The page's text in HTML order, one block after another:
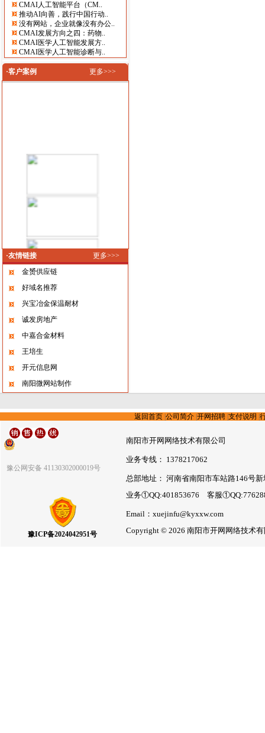
CMAI人工智能平台（CM..
推动AI向善，践行中国行动..
没有网站，企业就像没有办公..
CMAI发展方向之四：药物..
CMAI医学人工智能发展方..
CMAI医学人工智能诊断与..
·客户案例 更多>>>
·友情链接
更多>>>
金赟供应链
好域名推荐
兴宝冶金保温耐材
诚发房地产
中嘉合金材料
王培生
开元信息网
南阳微网站制作
返回首页 |公司简介 |开网招聘 |支付说明 |
豫公网安备 41130302000019号
豫ICP备2024042951号
南阳市开网网络技术有限公司
业务专线： 1378217062
总部地址： 河南省南阳市车站路146号
业务①QQ:401853676 客服
Email：xuejinfu@kyxxw.com
Copyright © 2026 南阳市开网网络技术